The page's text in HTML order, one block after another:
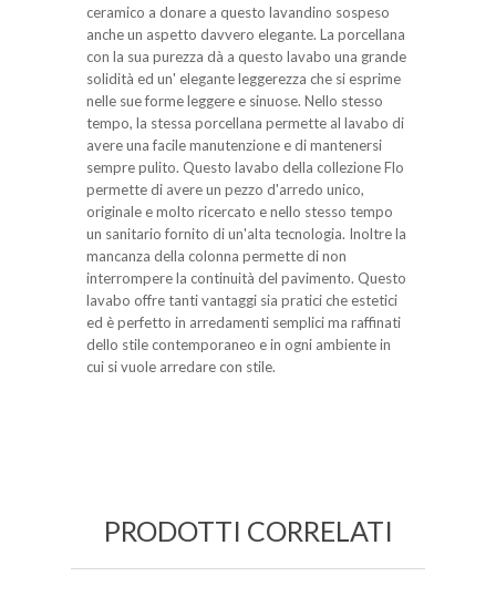
ceramico a donare a questo lavandino sospeso
anche un aspetto davvero elegante. La porcellana
con la sua purezza dà a questo lavabo una grande
solidità ed un' elegante leggerezza che si esprime
nelle sue forme leggere e sinuose. Nello stesso
tempo, la stessa porcellana permette al lavabo di
avere una facile manutenzione e di mantenersi
sempre pulito. Questo lavabo della collezione Flo
permette di avere un pezzo d'arredo unico,
originale e molto ricercato e nello stesso tempo
un sanitario fornito di un'alta tecnologia. Inoltre la
mancanza della colonna permette di non
interrompere la continuità del pavimento. Questo
lavabo offre tanti vantaggi sia pratici che estetici
ed è perfetto in arredamenti semplici ma raffinati
dello stile contemporaneo e in ogni ambiente in
cui si vuole arredare con stile.
PRODOTTI CORRELATI